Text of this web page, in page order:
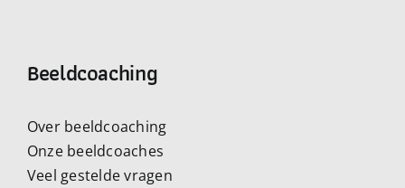
Beeldcoaching
Over beeldcoaching
Onze beeldcoaches
Veel gestelde vragen